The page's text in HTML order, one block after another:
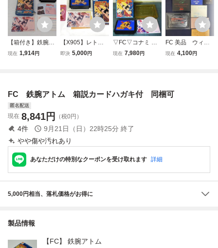
【箱付き】鉄腕ア
トム ファミコン F
現在 1,914円
【X905】レトロ
ゲーム 鉄腕アトム
天堂 RC827 b
即決 5,000円
▽FC▽コナミ 鉄
腕アトム 箱説付
現在 7,980円
FC 美品 ウィザ
ードリィ 箱説付
現在 4,100円
FC 鉄腕アトム 箱説カードハガキ付 同梱可
匿名配送
現在 8,841円 （税0円）
4件 9月21日（日）22時25分 終了
やや傷や汚れあり
あなただけの特別なクーポンを受け取れます 詳細
5,000円相当、落札価格がお得に
製品情報
【FC】 鉄腕アトム